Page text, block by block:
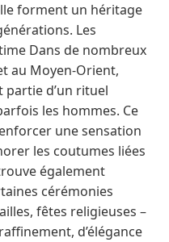
forment un héritage
Les
Dans de nombreux
au Moyen-Orient,
d’un rituel
les hommes. Ce
une sensation
les coutumes liées
également
cérémonies
fêtes religieuses –
d’élégance